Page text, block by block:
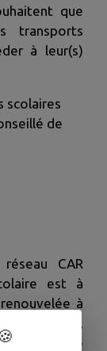
que
transports
à leur(s)
scolaires
de
CAR
est à
à
(maternelle,
réactivée